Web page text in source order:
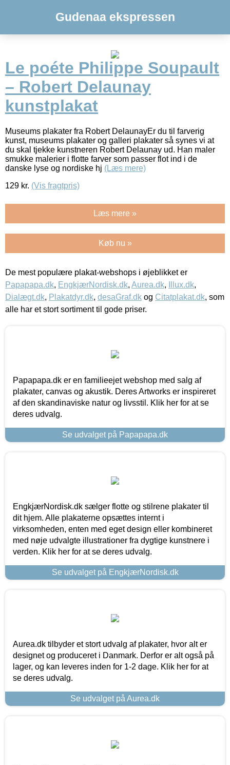
Gudenaa ekspressen
Le poéte Philippe Soupault
– Robert Delaunay
kunstplakat
Museums plakater fra Robert DelaunayEr du til farverig
kunst, museums plakater og galleri plakater så synes vi at
du skal tjekke kunstneren Robert Delaunay ud. Han maler
smukke malerier i flotte farver som passer flot ind i de
danske lyse og nordiske hj (Læs mere)
129 kr. (Vis fragtpris)
Læs mere »
Køb nu »
De mest populære plakat-webshops i øjeblikket er
Papapapa.dk, EngkjærNordisk.dk, Aurea.dk, Illux.dk,
Dialægt.dk, Plakatdyr.dk, desaGraf.dk og Citatplakat.dk, som
alle har et stort sortiment til gode priser.
Papapapa.dk er en familieejet webshop med salg af
plakater, canvas og akustik. Deres Artworks er inspireret
af den skandinaviske natur og livsstil. Klik her for at se
deres udvalg.
Se udvalget på Papapapa.dk
EngkjærNordisk.dk sælger flotte og stilrene plakater til
dit hjem. Alle plakaterne opsættes internt i
virksomheden, enten med eget design eller kombineret
med nøje udvalgte illustrationer fra dygtige kunstnere i
verden. Klik her for at se deres udvalg.
Se udvalget på EngkjærNordisk.dk
Aurea.dk tilbyder et stort udvalg af plakater, hvor alt er
designet og produceret i Danmark. Derfor er alt også på
lager, og kan leveres inden for 1-2 dage. Klik her for at
se deres udvalg.
Se udvalget på Aurea.dk